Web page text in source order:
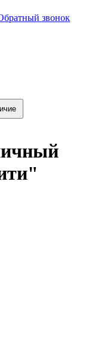
звонок